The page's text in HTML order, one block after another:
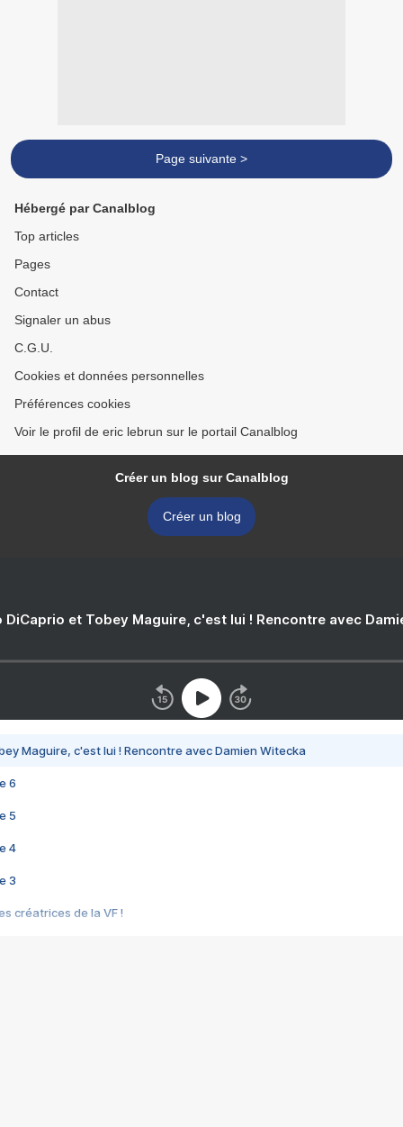
Page suivante >
Hébergé par Canalblog
Top articles
Pages
Contact
Signaler un abus
C.G.U.
Cookies et données personnelles
Préférences cookies
Voir le profil de eric lebrun sur le portail Canalblog
Créer un blog sur Canalblog
Créer un blog
DiCaprio et Tobey Maguire, c'est lui ! Rencontre avec
Maguire, c'est lui ! Rencontre avec Damien Witecka
6
5
4
3
créatrices de la VF !